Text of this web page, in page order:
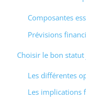
Composantes
Prévisions
Choisir le bon
Les différentes
Les implications